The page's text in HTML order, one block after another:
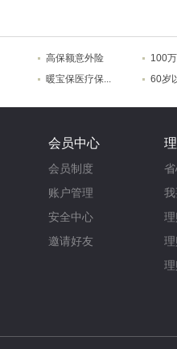
高保额意外险
100
暖宝保医疗保... 60岁
会员中心
会员制度
账户管理
安全中心
邀请好友